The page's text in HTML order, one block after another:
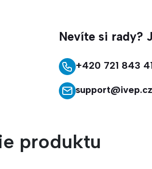
Nevíte si rady?
+420 721 843
support@ivep.cz
produktu